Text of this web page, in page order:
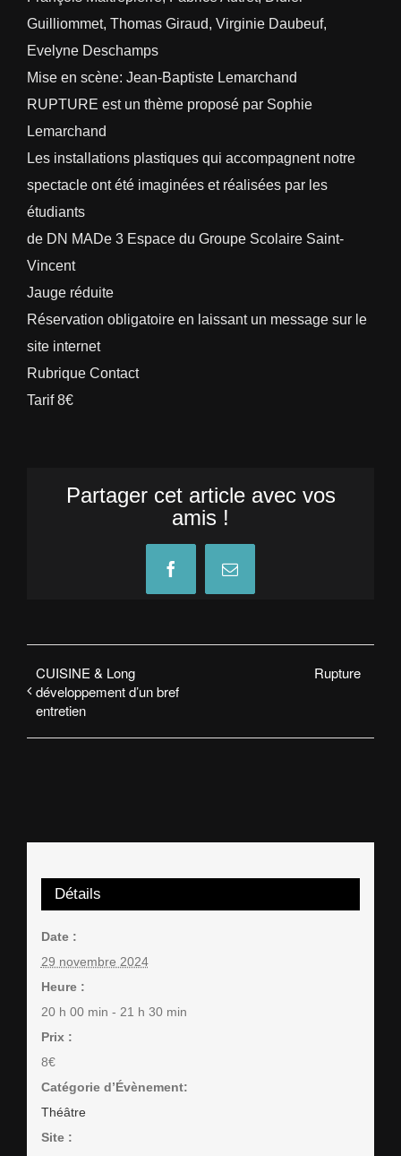
Guilliommet, Thomas Giraud, Virginie Daubeuf,
Evelyne Deschamps
Mise en scène: Jean-Baptiste Lemarchand
RUPTURE est un thème proposé par Sophie
Lemarchand
Les installations plastiques qui accompagnent notre
spectacle ont été imaginées et réalisées par les
étudiants
de DN MADe 3 Espace du Groupe Scolaire Saint-
Vincent
Jauge réduite
Réservation obligatoire en laissant un message sur le
site internet
Rubrique Contact
Tarif 8€
Partager cet article avec vos
amis !
FacebookEmail
CUISINE & Long
développement d’un bref
entretien
Rupture
Détails
Date :
29 novembre 2024
Heure :
20 h 00 min - 21 h 30 min
Prix :
8€
Catégorie d’Évènement:
Théâtre
Site :